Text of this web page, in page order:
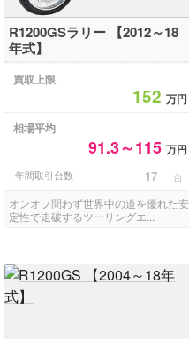
R1200GSラリー 【2012～18
年式】
買取上限
152万円
相場平均
91.3～115万円
年間取引台数 17 台
オンオフ問わず世界中の道を優れた安
定性で走破するツーリングエ...